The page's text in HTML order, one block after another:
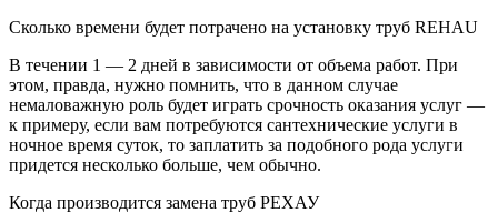
Сколько времени будет потрачено на установку труб REHAU
В течении 1 — 2 дней в зависимости от объема работ. При
этом, правда, нужно помнить, что в данном случае
немаловажную роль будет играть срочность оказания услуг —
к примеру, если вам потребуются сантехнические услуги в
ночное время суток, то заплатить за подобного рода услуги
придется несколько больше, чем обычно.
Когда производится замена труб РЕХАУ